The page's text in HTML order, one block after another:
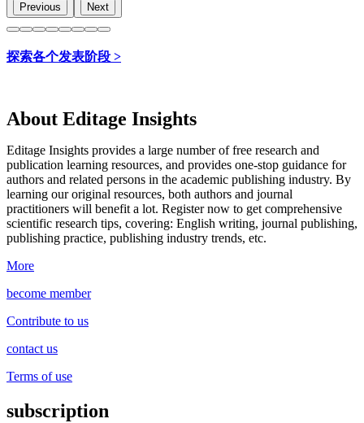
Previous Next
探索各个发表阶段 >
About Editage Insights
Editage Insights provides a large number of free research and
publication learning resources, and provides one-stop guidance for
authors and related persons in the academic publishing industry. By
learning our original resources, both authors and journal
practitioners will benefit a lot. Register now to get comprehensive
scientific research tips, covering: English writing, journal publishing,
publishing practice, publishing industry trends, etc.
More
become member
Contribute to us
contact us
Terms of use
subscription